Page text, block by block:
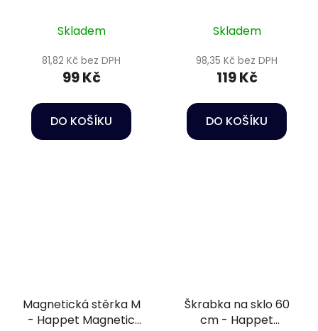
Skladem
81,82 Kč bez DPH
99 Kč
DO KOŠÍKU
Skladem
98,35 Kč bez DPH
119 Kč
DO KOŠÍKU
Magnetická stěrka M
- Happet Magnetic
Škrabka na sklo 60
cm - Happet